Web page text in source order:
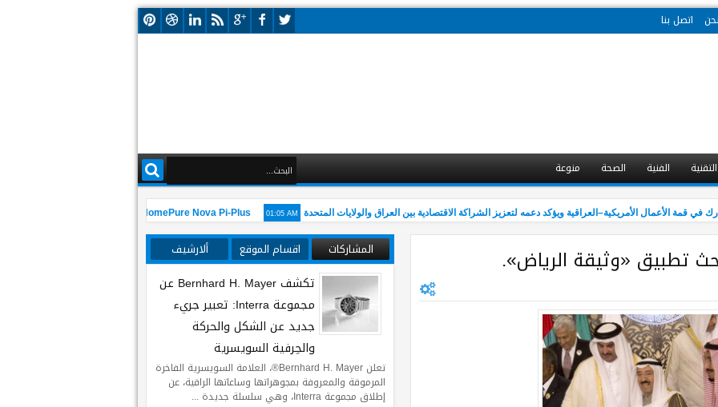
اتصل بنا
التقنية الفنية الصحة منوعة
01:05 AM الأعمال الأمريكية–العراقية ويؤكد دعمه لتعزيز الشراكة الاقتصادية بين العراق والولايات المتحدة تعزز HomePure التزامها بالحياة الصحية من خلال نظام تنقية المياه المتطور HomePure Nova Pi-Plus
تطبيق «وثيقة الرياض». المشاركات اقسام الموقع ألارشيف
تكشف Bernhard H. Mayer عن
مجموعة Interra: تعبير جريء
جديد عن الشكل والحركة
والحِرفية السويسرية
تعلن Bernhard H. Mayer®، العلامة السويسرية الفاخرة
المرموقة والمعروفة بمجوهراتها وساعاتها الراقية، عن
إطلاق مجموعة Interra، وهي سلسلة جديدة ...